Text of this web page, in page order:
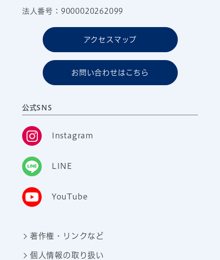
法人番号：9000020262099
アクセスマップ
お問い合わせはこちら
公式SNS
Instagram
LINE
YouTube
著作権・リンクなど
個人情報の取り扱い